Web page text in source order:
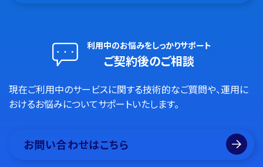
利用中のお悩みをしっかりサポート
ご契約後のご相談
現在ご利用中のサービスに関する技術的なご質問や、運用に
おけるお悩みについてサポートいたします。
お問い合わせはこちら